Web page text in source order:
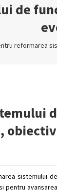
de
reformarea
sistemului